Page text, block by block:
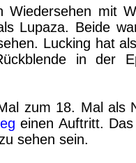
mit
Lupaza. Beide
Lucking hat
in der
zum 18. Mal als
einen Auftritt.
zu sehen sein.